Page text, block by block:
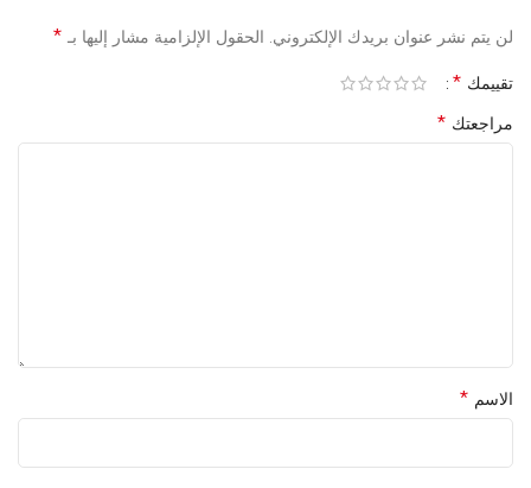
لن يتم نشر عنوان بريدك الإلكتروني. الحقول الإلزامية مشار إليها بـ *
تقييمك *
مراجعتك *
الاسم *